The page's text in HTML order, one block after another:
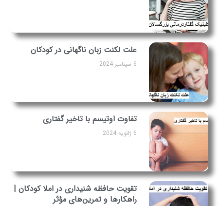
علت لکنت زبان ناگهانی در کودکان
6 سپتامبر 2024
تفاوت اوتیسم با تاخیر گفتاری
6 ژانویه 2024
تقویت حافظه شنیداری در املا کودکان |
راهکارها و تمرین‌های مؤثر